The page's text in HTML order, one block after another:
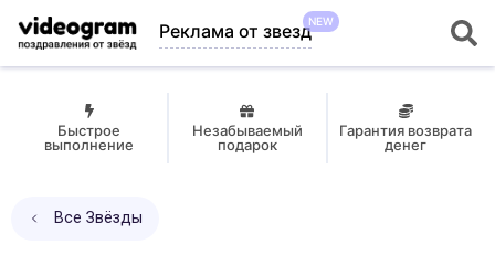
Реклама от звездNEW
Быстрое
выполнение
Незабываемый
подарок
Гарантия возврата
денег
Все Звёзды